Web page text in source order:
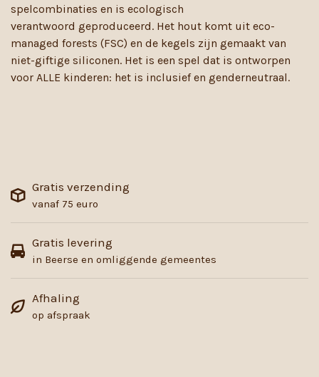
spelcombinaties en is ecologisch
verantwoord geproduceerd. Het hout komt uit eco-
managed forests (FSC) en de kegels zijn gemaakt van
niet-giftige siliconen. Het is een spel dat is ontworpen
voor ALLE kinderen: het is inclusief en genderneutraal.
Gratis verzending
vanaf 75 euro
Gratis levering
in Beerse en omliggende gemeentes
Afhaling
op afspraak